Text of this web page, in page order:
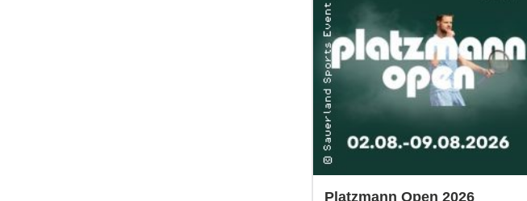
Platzmann Open 2026